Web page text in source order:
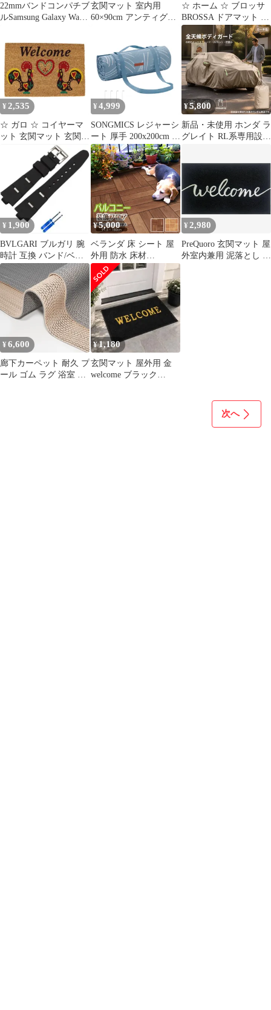
22mmバンドコンパチブ
ルSamsung Galaxy Watch
交換ストラップ 柔らか
い 通気性 防水 防汗 男
女兼用 for Gear S3
Frontier/Classic 両面調
整式バッ
玄関マット 室内用
60×90cm アンティグオ
さ5mm キッチン 撥水
防水 抗菌 防カビ 滑り
止め おしゃれ タイル調
汚れ 拭き取り インテリ
ア キッチンマット ）)
☆ ホーム ☆ ブロッサ
BROSSA ドアマット 玄
関マット 屋外 ドアマッ
ト おしゃれ pvcマット
ガーデンマット 60 × 40
インテリア雑貨 玄関 エ
ントランスマット ナチ
ュラル ブロッサ マット
新生活 かわいい インテ
リア 雑貨
¥ 2,535
☆ ガロ ☆ コイヤーマ
ット 玄関マット 玄関マ
ット コイヤーマット ド
アマット 屋外 玄関 マ
ット 泥落とし ココヤシ
おしゃれ かわいい 滑り
にくい ベランダ バルコ
ニー お手入れ 簡単 屋
外用ドアマット ラグ フ
ァブリック 日用品雑貨
インテリア
¥ 4,999
SONGMICS レジャーシ
ート 厚手 200x200cm コ
ンパクト ピクニックシ
ート 大判 2人用 防水
折り畳み 地面固定OK
キャンプ アウトドア お
しゃれ レジャーマット
室内外兼用 避難防災用
携帯便利 GCM010Q02
¥5,800
新品・未使用 ホンダ ラ
グレイト RL系専用設計
保護カバー 四季対応 防
水 防晒 ボディ保護 内
装保護
¥ 1,900
BVLGARI ブルガリ 腕
時計 互換 バンド/ベル
ト ブラック/シルバー
¥5,000
ベランダ 床 シート 屋
外用 防水 床材
91.5×180cm バルコニー
模様替え 装飾 ウッドデ
ッキ テラコッタ 防炎
お手入れ簡単 汚れ防止
賃貸 DIY 日本製 BFL
¥ 2,980
PreQuoro 玄関マット 屋
外室内兼用 泥落とし 吸
¥6,600
廊下カーペット 耐久 プ
ール ゴム ラグ 浴室 業
¥1,180
玄関マット 屋外用 金
welcome ブラック
次へ